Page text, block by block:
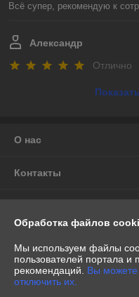
Всё супер, рекомендую к
Александр
Отлично
О нас
Контакты
Полная версия сайта
Обработка файлов
Мы используем файлы
пользователей портала и
рекомендаций. Вы можете
отключить их.